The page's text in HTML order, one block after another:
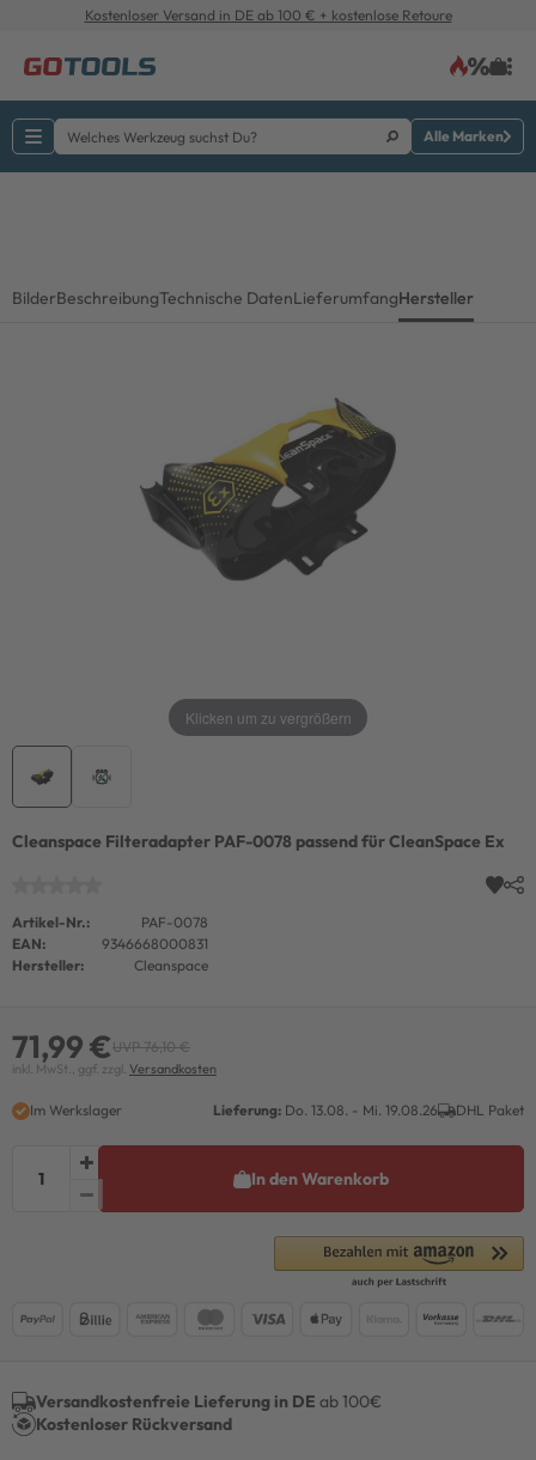
Kostenloser Versand in DE ab 100 € + kostenlose Retoure
Alle Marken
BilderBeschreibungTechnische DatenLieferumfangHersteller
Klicken um zu vergrößern
Cleanspace Filteradapter PAF-0078 passend für CleanSpace Ex
Artikel-Nr.:
PAF-0078
EAN:
9346668000831
Hersteller:
Cleanspace
71,99 €UVP 76,10 €
inkl. MwSt., ggf. zzgl. Versandkosten
Im Werkslager Lieferung: Do. 13.08. - Mi. 19.08.26 DHL Paket
In den Warenkorb
Versandkostenfreie Lieferung in DE ab 100€
Kostenloser Rückversand